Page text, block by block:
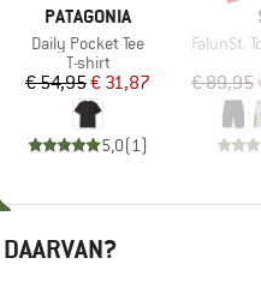
MERK
PATAGONIA
Artikel
Daily Pocket Tee
Productgroep
T-shirt
Prijs
€ 54,95Verlaagde prijs
€ 31,87
5,0(1 )
Artikel
FalunSt.
€ 89,95